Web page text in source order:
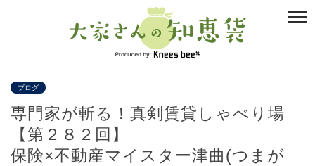
ブログ
専門家が斬る！真剣賃貸しゃべり場
【第２８２回】
保険×不動産マイスター津曲(つまが